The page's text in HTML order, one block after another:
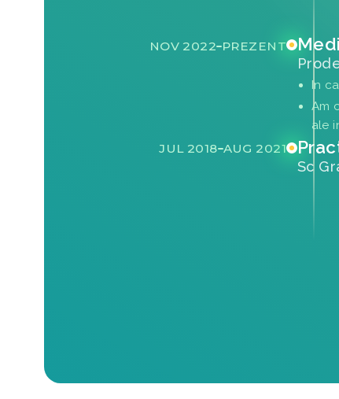
NOV 2022 PREZENT
In
Am
ale
JUL 2018 AUG 2021
Sc